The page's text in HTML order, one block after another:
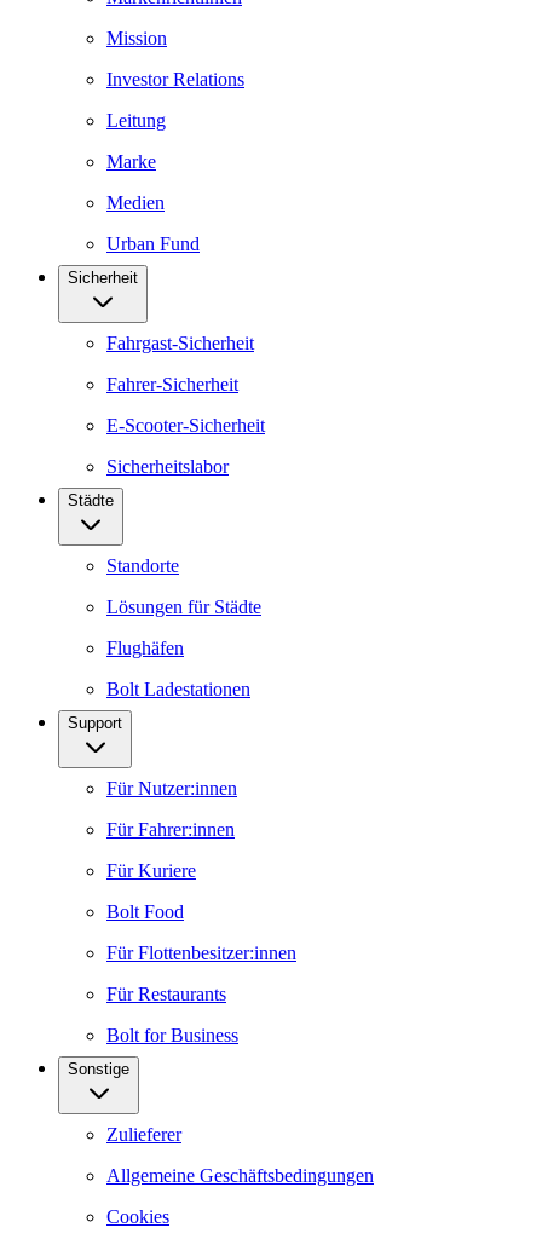
Mission
Investor Relations
Leitung
Marke
Medien
Urban Fund
Sicherheit
Fahrgast-Sicherheit
Fahrer-Sicherheit
E-Scooter-Sicherheit
Sicherheitslabor
Städte
Standorte
Lösungen für Städte
Flughäfen
Bolt Ladestationen
Support
Für Nutzer:innen
Für Fahrer:innen
Für Kuriere
Bolt Food
Für Flottenbesitzer:innen
Für Restaurants
Bolt for Business
Sonstige
Zulieferer
Allgemeine Geschäftsbedingungen
Cookies